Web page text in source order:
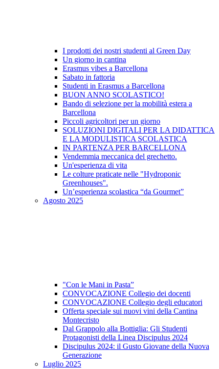
I prodotti dei nostri studenti al Green Day
Un giorno in cantina
Erasmus vibes a Barcellona
Sabato in fattoria
Studenti in Erasmus a Barcellona
BUON ANNO SCOLASTICO!
Bando di selezione per la mobilità estera a
Barcellona
Piccoli agricoltori per un giorno
SOLUZIONI DIGITALI PER LA DIDATTICA
E LA MODULISTICA SCOLASTICA
IN PARTENZA PER BARCELLONA
Vendemmia meccanica del grechetto.
Un'esperienza di vita
Le colture praticate nelle "Hydroponic
Greenhouses".
Un’esperienza scolastica “da Gourmet”
Agosto 2025
"Con le Mani in Pasta”
CONVOCAZIONE Collegio dei docenti
CONVOCAZIONE Collegio degli educatori
Offerta speciale sui nuovi vini della Cantina
Montecristo
Dal Grappolo alla Bottiglia: Gli Studenti
Protagonisti della Linea Discipulus 2024
Discipulus 2024: il Gusto Giovane della Nuova
Generazione
Luglio 2025